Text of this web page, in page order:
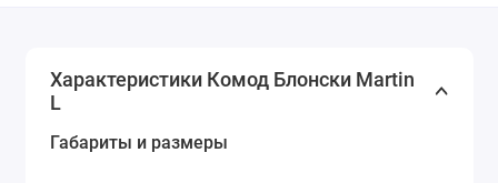
Характеристики Комод Блонски Martin
L
Габариты и размеры